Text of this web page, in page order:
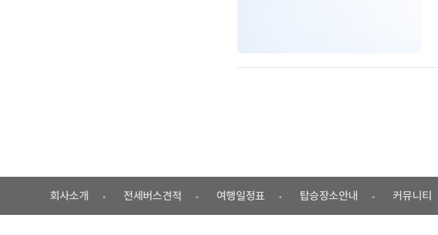
회사소개 전세버스견적 여행일정표 탑승장소안내 커뮤니티